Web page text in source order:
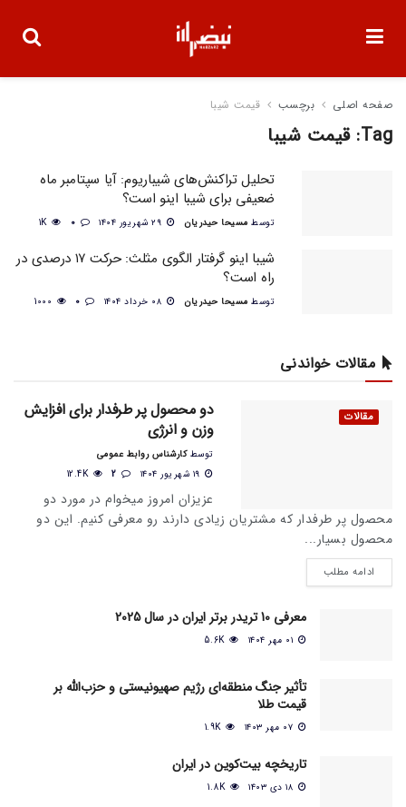
صفحه اصلی برچسب قیمت شیبا
Tag: قیمت شیبا
تحلیل تراکنش‌های شیباریوم: آیا سپتامبر ماه
ضعیفی برای شیبا اینو است؟
توسط مسیحا حیدریان 1K
شیبا اینو گرفتار الگوی مثلث: حرکت ۱۷ درصدی در
راه است؟
توسط مسیحا حیدریان
مقالات خواندنی
مقالات
دو محصول پر طرفدار برای افزایش
وزن و انرژی
توسط کارشناس روابط عمومی
12.4K
عزیزان امروز میخوام در مورد دو
محصول پر طرفدار که مشتریان زیادی دارند رو معرفی کنیم. این دو
محصول بسیار...
ادامه مطلب
معرفی 10 تریدر برتر ایران در سال 2025
5.6K
تأثیر جنگ منطقه‌ای رژیم صهیونیستی و حزب‌الله بر
قیمت طلا
1.9K
تاریخچه بیت‌کوین در ایران
1.8K